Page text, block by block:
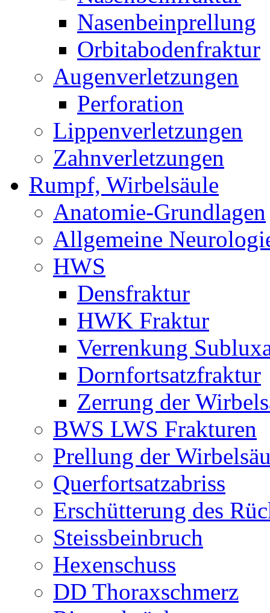
Nasenbeinprellung
Orbitabodenfraktur
Augenverletzungen
Perforation
Lippenverletzungen
Zahnverletzungen
Rumpf, Wirbelsäule
Anatomie-Grundlagen
Allgemeine
HWS
Densfraktur
HWK Fraktur
Verrenkung
Dornfortsatzfraktur
Zerrung der
BWS LWS Frakturen
Prellung der
Querfortsatzabriss
Erschütterung des
Steissbeinbruch
Hexenschuss
DD Thoraxschmerz